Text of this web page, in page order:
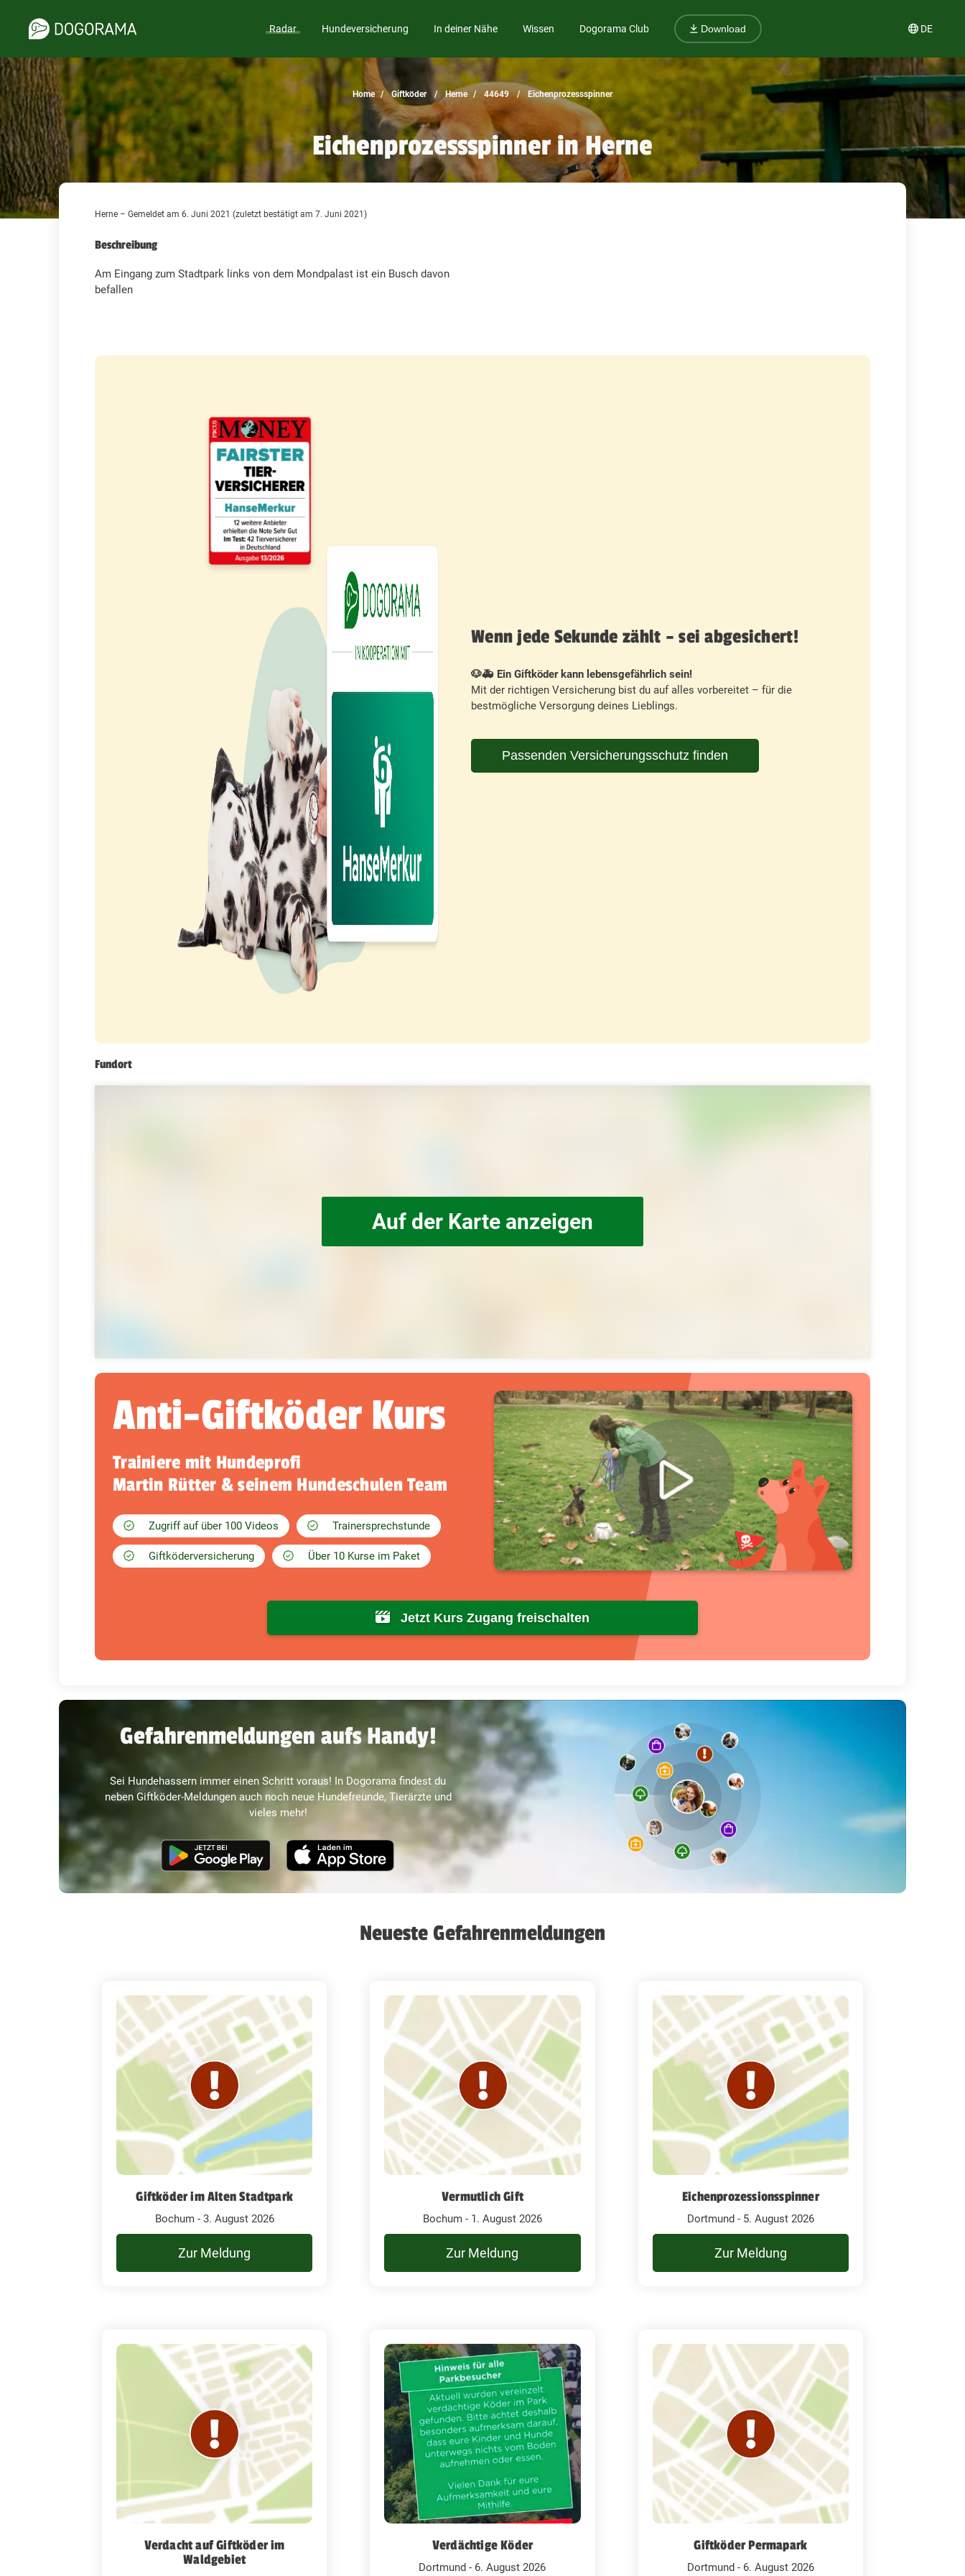
Radar Hundeversicherung In deiner Nähe Wissen Dogorama Club Download DE
Home Giftköder Herne 44649 Eichenprozessspinner
Eichenprozessspinner in Herne
Herne – Gemeldet am 6. Juni 2021 (zuletzt bestätigt am 7. Juni 2021)
Beschreibung
Am Eingang zum Stadtpark links von dem Mondpalast ist ein Busch davon
befallen
Wenn jede Sekunde zählt – sei abgesichert!
🐶🚑 Ein Giftköder kann lebensgefährlich sein!
Mit der richtigen Versicherung bist du auf alles vorbereitet – für die
bestmögliche Versorgung deines Lieblings.
Passenden Versicherungsschutz finden
Fundort
Auf der Karte anzeigen
Anti-Giftköder Kurs
Trainiere mit Hundeprofi
Martin Rütter & seinem Hundeschulen Team
Zugriff auf über 100 Videos Trainersprechstunde
Giftköderversicherung Über 10 Kurse im Paket
Jetzt Kurs Zugang freischalten
Gefahrenmeldungen aufs Handy!
Sei Hundehassern immer einen Schritt voraus! In Dogorama findest du
neben Giftköder-Meldungen auch noch neue Hundefreunde, Tierärzte und
vieles mehr!
Neueste Gefahrenmeldungen
Giftköder im Alten Stadtpark
Bochum - 3. August 2026
Zur Meldung
Vermutlich Gift
Bochum - 1. August 2026
Zur Meldung
Eichenprozessionsspinner
Dortmund - 5. August 2026
Zur Meldung
Verdacht auf Giftköder im
Waldgebiet
Verdächtige Köder
Dortmund - 6. August 2026
Giftköder Permapark
Dortmund - 6. August 2026